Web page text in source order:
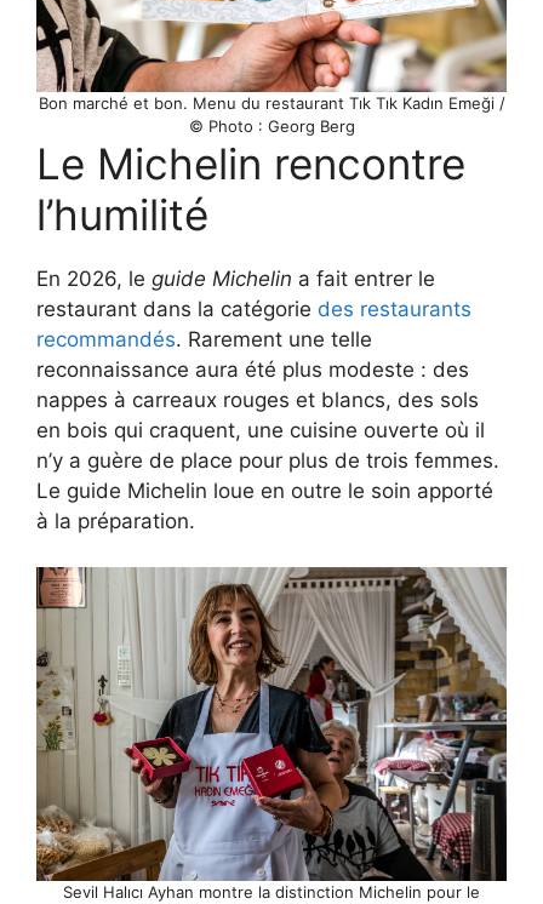
Bon marché et bon. Menu du restaurant Tık Tık Kadın Emeği /
© Photo : Georg Berg
Le Michelin rencontre
l’humilité
En 2026, le guide Michelin a fait entrer le
restaurant dans la catégorie des restaurants
recommandés. Rarement une telle
reconnaissance aura été plus modeste : des
nappes à carreaux rouges et blancs, des sols
en bois qui craquent, une cuisine ouverte où il
n’y a guère de place pour plus de trois femmes.
Le guide Michelin loue en outre le soin apporté
à la préparation.
Sevil Halıcı Ayhan montre la distinction Michelin pour le